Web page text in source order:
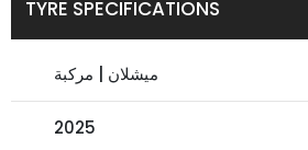
TYRE SPECIFICATIONS
ميشلان | مركبة
2025